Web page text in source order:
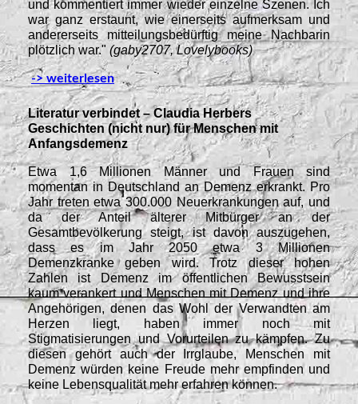
und kommentiert immer wieder einzelne Szenen. Ich
war ganz erstaunt, wie einerseits aufmerksam und
andererseits mitteilungsbedürftig meine Nachbarin
plötzlich war." (gaby2707, Lovelybooks)
-> weiterlesen
Literatur verbindet – Claudia Herbers
Geschichten (nicht nur) für Menschen mit
Anfangsdemenz
Etwa 1,6 Millionen Männer und Frauen sind
momentan in Deutschland an Demenz erkrankt. Pro
Jahr treten etwa 300.000 Neuerkrankungen auf, und
da der Anteil älterer Mitbürger an der
Gesamtbevölkerung steigt, ist davon auszugehen,
dass es im Jahr 2050 etwa 3 Millionen
Demenzkranke geben wird. Trotz dieser hohen
Zahlen ist Demenz im öffentlichen Bewusstsein
kaum verankert und Menschen mit Demenz und ihre
Angehörigen, denen das Wohl der Verwandten am
Herzen liegt, haben immer noch mit
Stigmatisierungen und Vorurteilen zu kämpfen. Zu
diesen gehört auch der Irrglaube, Menschen mit
Demenz würden keine Freude mehr empfinden und
keine Lebensqualität mehr erfahren können.